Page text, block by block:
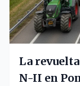
La
N-II en